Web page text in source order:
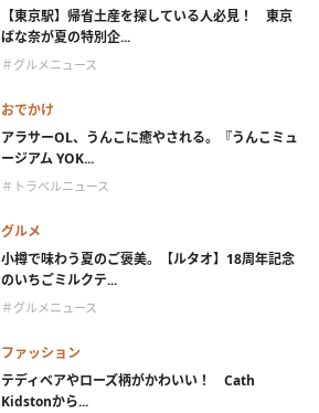
【東京駅】帰省土産を探している人必見！ 東京
ばな奈が夏の特別企...
＃グルメニュース
おでかけ
アラサーOL、うんこに癒やされる。『うんこミュ
ージアム YOK...
＃トラベルニュース
グルメ
小樽で味わう夏のご褒美。【ルタオ】18周年記念
のいちごミルクテ...
＃グルメニュース
ファッション
テディベアやローズ柄がかわいい！ Cath
Kidstonから...